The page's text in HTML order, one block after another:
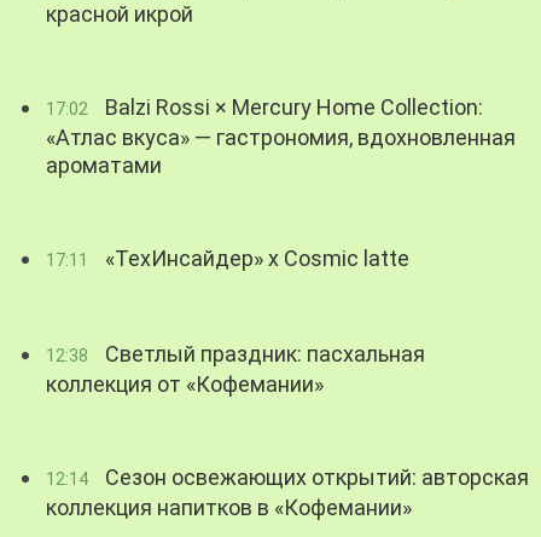
красной икрой
17:02
Balzi Rossi × Mercury Home Collection:
«Атлас вкуса» — гастрономия, вдохновленная
ароматами
17:11 «ТехИнсайдер» х Cosmic latte
12:38
Светлый праздник: пасхальная
коллекция от «Кофемании»
12:14
Сезон освежающих открытий: авторская
коллекция напитков в «Кофемании»